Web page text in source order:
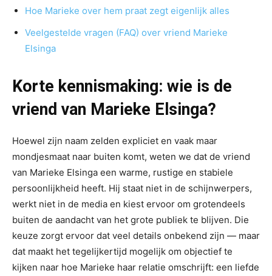
Hoe Marieke over hem praat zegt eigenlijk alles
Veelgestelde vragen (FAQ) over vriend Marieke
Elsinga
Korte kennismaking: wie is de
vriend van Marieke Elsinga?
Hoewel zijn naam zelden expliciet en vaak maar
mondjesmaat naar buiten komt, weten we dat de vriend
van Marieke Elsinga een warme, rustige en stabiele
persoonlijkheid heeft. Hij staat niet in de schijnwerpers,
werkt niet in de media en kiest ervoor om grotendeels
buiten de aandacht van het grote publiek te blijven. Die
keuze zorgt ervoor dat veel details onbekend zijn — maar
dat maakt het tegelijkertijd mogelijk om objectief te
kijken naar hoe Marieke haar relatie omschrijft: een liefde